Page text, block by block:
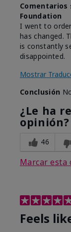
Comentarios
Foundation
I went to
has changed.
is constantly
disappointed.
Mostrar
Conclusión
¿Le ha
opinión?
46
Marcar esta
Feels